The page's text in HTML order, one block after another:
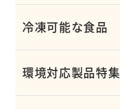
冷凍可能な食品
環境対応製品特集